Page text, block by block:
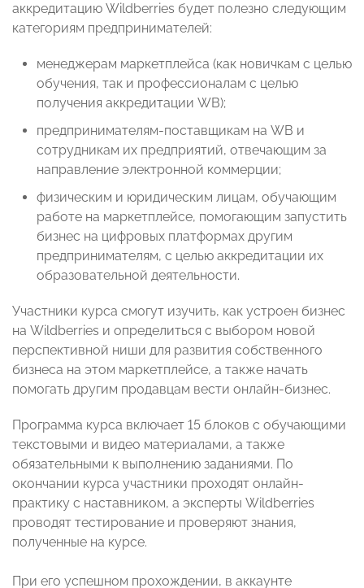
аккредитацию Wildberries будет полезно следующим
категориям предпринимателей:
менеджерам маркетплейса (как новичкам с целью
обучения, так и профессионалам с целью
получения аккредитации WB);
предпринимателям-поставщикам на WB и
сотрудникам их предприятий, отвечающим за
направление электронной коммерции;
физическим и юридическим лицам, обучающим
работе на маркетплейсе, помогающим запустить
бизнес на цифровых платформах другим
предпринимателям, с целью аккредитации их
образовательной деятельности.
Участники курса смогут изучить, как устроен бизнес
на Wildberries и определиться с выбором новой
перспективной ниши для развития собственного
бизнеса на этом маркетплейсе, а также начать
помогать другим продавцам вести онлайн-бизнес.
Программа курса включает 15 блоков с обучающими
текстовыми и видео материалами, а также
обязательными к выполнению заданиями. По
окончании курса участники проходят онлайн-
практику с наставником, а эксперты Wildberries
проводят тестирование и проверяют знания,
полученные на курсе.
При его успешном прохождении, в аккаунте